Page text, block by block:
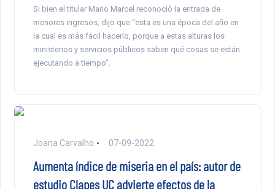
Si bien el titular Mario Marcel reconoció la entrada de
menores ingresos, dijo que “esta es una época del año en
la cual es más fácil hacerlo, porque a estas alturas los
ministerios y servicios públicos saben qué cosas se están
ejecutando a tiempo”.
Joana Carvalho 07-09-2022
Aumenta índice de miseria en el país: autor de
estudio Clapes UC advierte efectos de la